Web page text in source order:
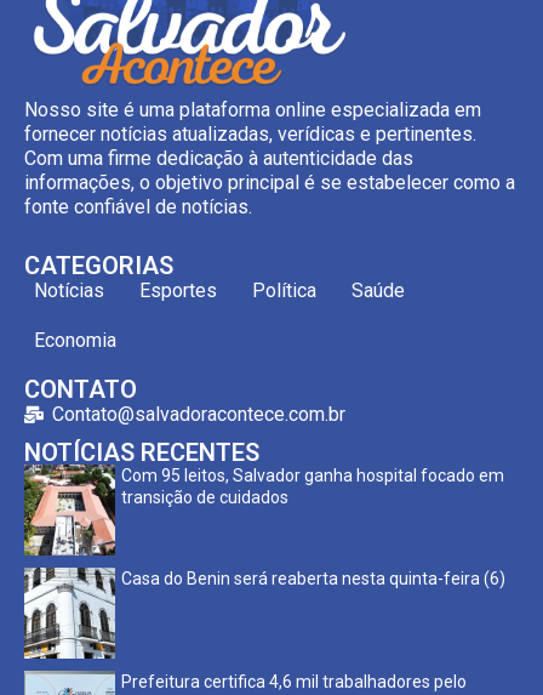
Nosso site é uma plataforma online especializada em
fornecer notícias atualizadas, verídicas e pertinentes.
Com uma firme dedicação à autenticidade das
informações, o objetivo principal é se estabelecer como a
fonte confiável de notícias.
CATEGORIAS
Notícias Esportes Política Saúde
Economia
CONTATO
Contato@salvadoracontece.com.br
NOTÍCIAS RECENTES
Com 95 leitos, Salvador ganha hospital focado em
transição de cuidados
Casa do Benin será reaberta nesta quinta-feira (6)
Prefeitura certifica 4,6 mil trabalhadores pelo